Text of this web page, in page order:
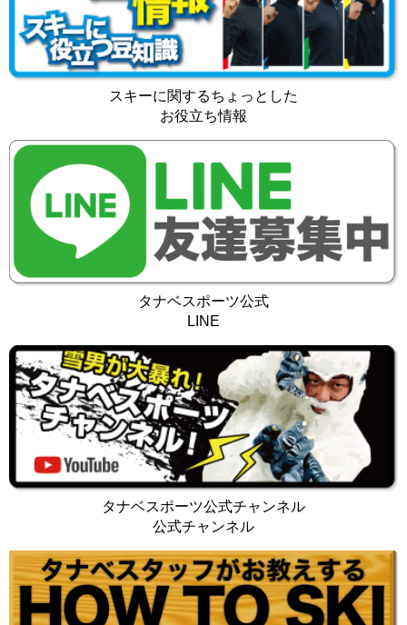
スキーに関するちょっとした
お役立ち情報
タナベスポーツ公式
LINE
タナベスポーツ公式チャンネル
公式チャンネル